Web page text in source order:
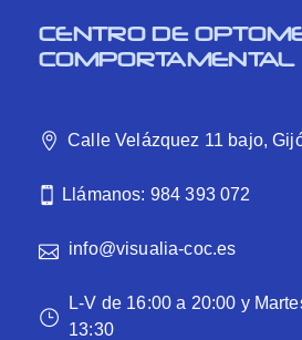
CENTRO DE
COMPORTAMENTAL
Calle Velázquez 11 bajo,
Llámanos: 984 393 072
info@visualia-coc.es
L-V de 16:00 a 20:00 y
13:30